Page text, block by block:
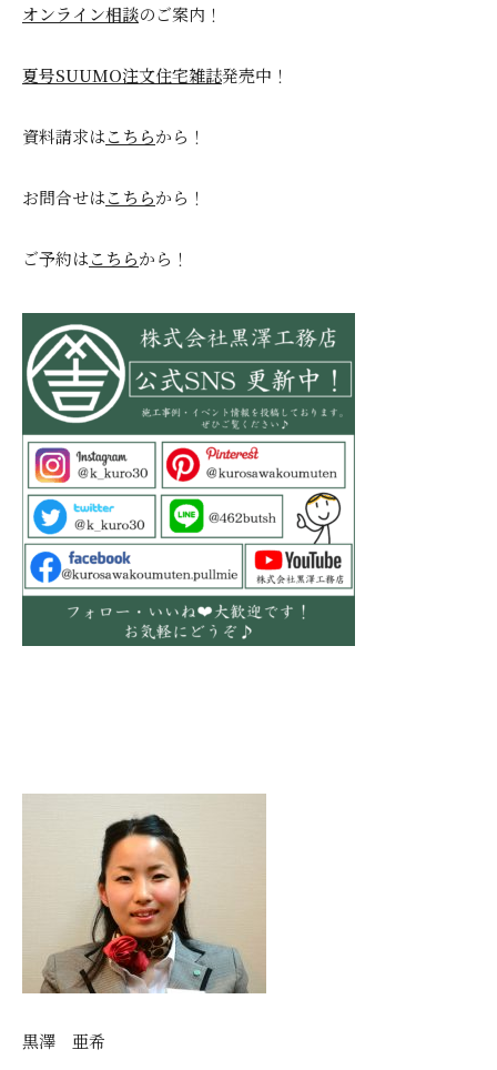
オンライン相談のご案内！
夏号SUUMO注文住宅雑誌発売中！
資料請求はこちらから！
お問合せはこちらから！
ご予約はこちらから！
黒澤 亜希